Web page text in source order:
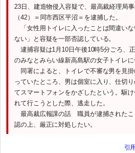
23日、建造物侵入容疑で、最高裁経理局
（42）＝同市西区平沼＝を逮捕した。
「女性用トイレに入ったことは間違い
ない」と容疑を一部否認している。
逮捕容疑は1月10日午後10時5分ごろ、
のみなとみらい線新高島駅の女子トイレに
同署によると、トイレで不審な男を見
っていたところ、男は個室に入り、仕切
てスマートフォンをかざしたという。駆
れて行こうとした際、逃走した。
最高裁広報課の話 職員が逮捕されたこ
認の上、厳正に対処したい。
引